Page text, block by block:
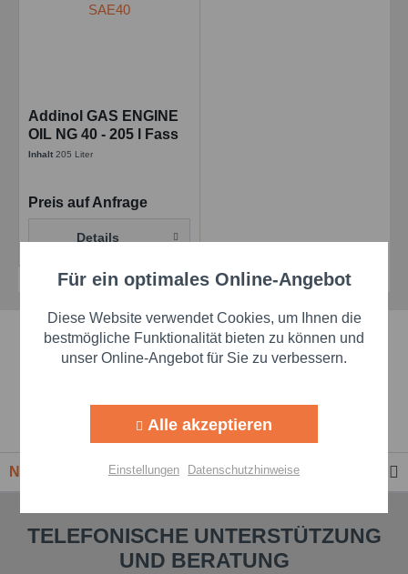
Addinol GAS ENGINE
OIL NG 40 - 205 l Fass
Inhalt205 Liter
Preis auf Anfrage
Details
Schnelle Lieferzeiten
Premium-Händler
Newsletter
TELEFONISCHE UNTERSTÜTZUNG
UND BERATUNG
Funktionale Aktiv
Marketing Aktiv
Personalisierung Aktiv
Einstellungen speichern
Für ein optimales Online-Angebot
Diese Website verwendet Cookies, um Ihnen die
bestmögliche Funktionalität bieten zu können und
unser Online-Angebot für Sie zu verbessern.
Alle akzeptieren
Einstellungen Datenschutzhinweise